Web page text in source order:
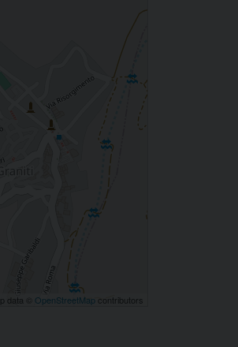
data © OpenStreetMap contributors